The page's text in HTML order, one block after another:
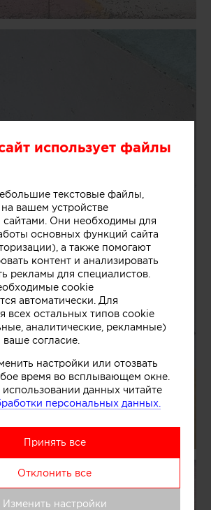
использует файлы
текстовые файлы,
вашем устройстве
Они необходимы для
основных функций сайта
а также помогают
контент и анализировать
рекламы для специалистов.
cookie
автоматически. Для
всех остальных типов cookie
аналитические, рекламные)
ваше согласие.
настройки или отозвать
время во всплывающем окне.
данных читайте
персональных данных.
Принять все
Отклонить все
Изменить настройки